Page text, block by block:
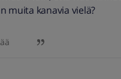
muita kanavia vielä?